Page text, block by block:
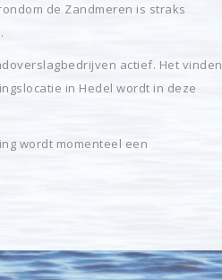
de Zandmeren is straks
actief. Het vinden
in Hedel wordt in deze
wordt momenteel een